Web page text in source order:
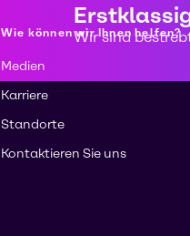
Wir sind
Wie können wir Ihnen helfen?
Medien
Karriere
Standorte
Kontaktieren Sie uns